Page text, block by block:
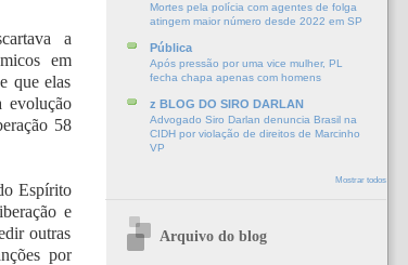
a
em
que elas
evolução
58
Espírito
e
outras
por
Mortes pela polícia com agentes de folga
atingem maior número desde 2022 em SP
Pública
Após pressão por uma vice mulher, PL
fecha chapa apenas com homens
z BLOG DO SIRO DARLAN
Advogado Siro Darlan denuncia Brasil na
CIDH por violação de direitos de Marcinho
VP
Mostrar todos
Arquivo do blog